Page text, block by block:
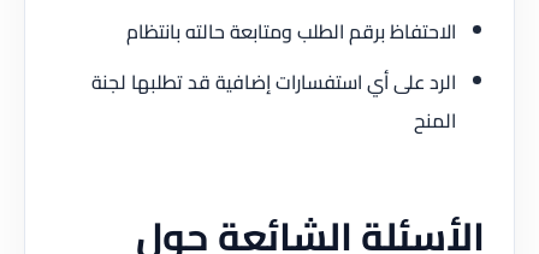
الاحتفاظ برقم الطلب ومتابعة حالته بانتظام
الرد على أي استفسارات إضافية قد تطلبها لجنة
المنح
الأسئلة الشائعة حول